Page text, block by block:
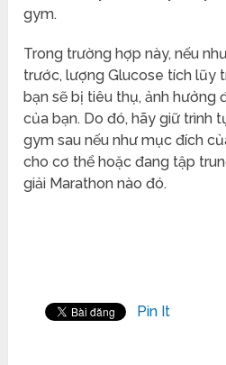
gym.
Trong trường hợp này, nếu
trước, lượng Glucose tích lũy
bạn sẽ bị tiêu thụ, ảnh hưởng
của bạn. Do đó, hãy giữ trình
gym sau nếu như mục đích
cho cơ thể hoặc đang tập
giải Marathon nào đó.
Pin It